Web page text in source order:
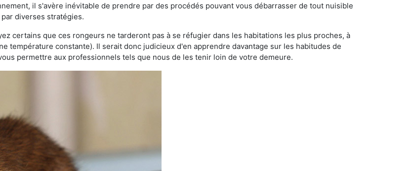
il s'avère inévitable de prendre par des procédés pouvant vous débarrasser de tout nuisible
diverses stratégies.
certains que ces rongeurs ne tarderont pas à se réfugier dans les habitations les plus proches, à
température constante). Il serait donc judicieux d'en apprendre davantage sur les habitudes de
permettre aux professionnels tels que nous de les tenir loin de votre demeure.